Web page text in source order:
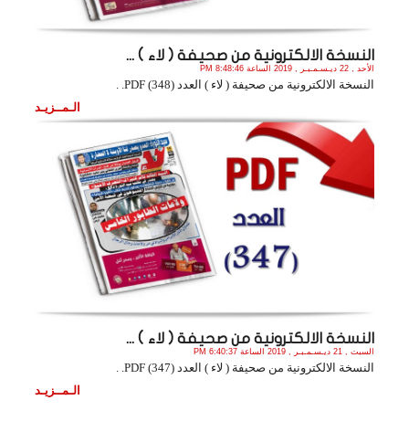
النسخة الالكترونية من صحيفة ( لاء ) ...
الأحد , 22 ديـسـمـبـر , 2019 الساعة 8:48:46 PM
النسخة الالكترونية من صحيفة ( لاء ) العدد (348) PDF. .
الـمــزيـد
النسخة الالكترونية من صحيفة ( لاء ) ...
السبت , 21 ديـسـمـبـر , 2019 الساعة 6:40:37 PM
النسخة الالكترونية من صحيفة ( لاء ) العدد (347) PDF. .
الـمــزيـد